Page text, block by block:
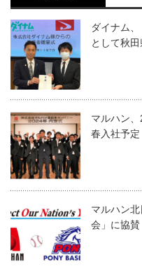
ダイナム
として秋
マルハン
春入社予定
マルハン
会」に協賛